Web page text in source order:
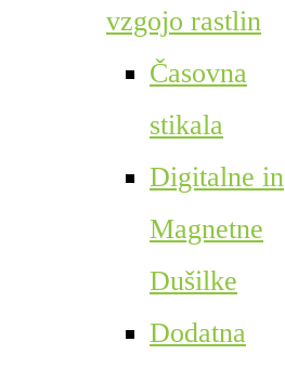
vzgojo rastlin
Časovna
stikala
Digitalne in
Magnetne
Dušilke
Dodatna